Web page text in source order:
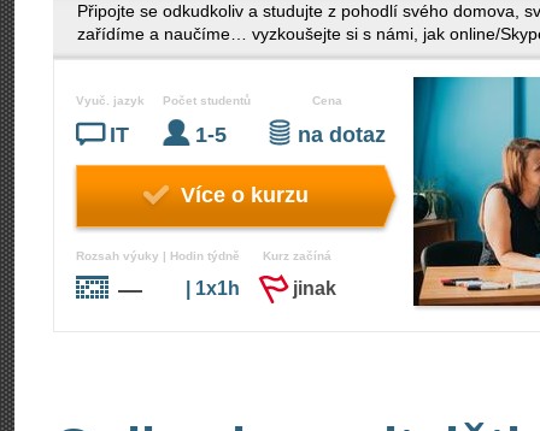
Připojte se odkudkoliv a studujte z pohodlí svého domova,
zařídíme a naučíme… vyzkoušejte si s námi, jak online/
Vyuč. jazyk
IT
Počet studentů
1-5
Cena
na dotaz
Více o kurzu
Rozsah výuky | Hodin týdně
— | 1x1h
Kurz začíná
jinak